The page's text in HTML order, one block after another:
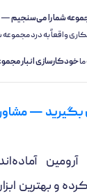
شما را می‌سنجیم—
واقعاً به درد
خودکارسازی انبار
—
و بهترین